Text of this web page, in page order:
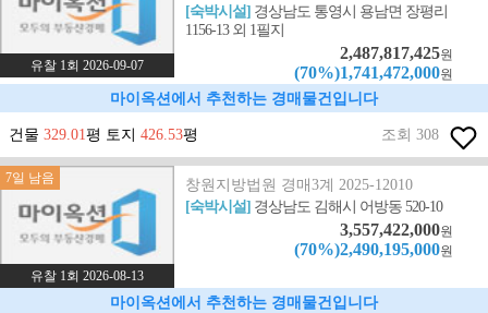
유찰 1회 2026-09-07
[숙박시설] 경상남도 통영시 용남면 장평리
1156-13 외 1필지
2,487,817,425원
(70%)1,741,472,000원
마이옥션에서 추천하는 경매물건입니다
건물 329.01평 토지 426.53평 조회 308
7일 남음
유찰 1회 2026-08-13
창원지방법원 경매3계 2025-12010
[숙박시설] 경상남도 김해시 어방동 520-10
3,557,422,000원
(70%)2,490,195,000원
마이옥션에서 추천하는 경매물건입니다